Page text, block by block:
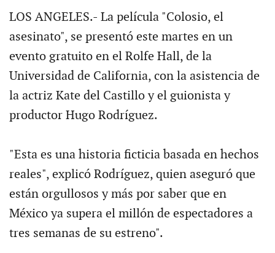
LOS ANGELES.- La película "Colosio, el
asesinato", se presentó este martes en un
evento gratuito en el Rolfe Hall, de la
Universidad de California, con la asistencia de
la actriz Kate del Castillo y el guionista y
productor Hugo Rodríguez.
"Esta es una historia ficticia basada en hechos
reales", explicó Rodríguez, quien aseguró que
están orgullosos y más por saber que en
México ya supera el millón de espectadores a
tres semanas de su estreno".